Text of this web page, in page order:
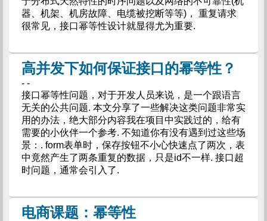
器、机架、机房故障、电缆被挖断等等)， 重复请求
很常见，接口幂等性设计就显得尤为重要.
高并发下如何保证接口的幂等性？
- -
接口幂等性问题，对于开发人员来说，是一个跟语言
无关的公共问题. 本文分享了一些解决这类问题非常实
用的办法，绝大部分内容我在项目中实践过的，给有
需要的小伙伴一个参考. 不知道你有没有遇到过这些场
景：. form表单时，保存按钮不小心快速点了两次，表
中竟然产生了两条重复的数据，只是id不一样. 接口超
时问题，通常会引入了.
电商课题：幂等性